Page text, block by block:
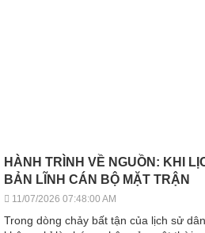
HÀNH TRÌNH VỀ NGUỒN: KHI
BẢN LĨNH CÁN BỘ MẶT TRẬN
11/07/2026 07:48:00 AM
Trong dòng chảy bất tận của lịch sử